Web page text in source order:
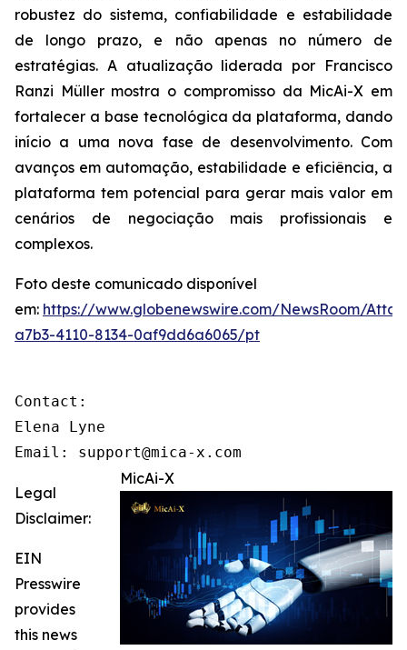
robustez do sistema, confiabilidade e estabilidade
de longo prazo, e não apenas no número de
estratégias. A atualização liderada por Francisco
Ranzi Müller mostra o compromisso da MicAi-X em
fortalecer a base tecnológica da plataforma, dando
início a uma nova fase de desenvolvimento. Com
avanços em automação, estabilidade e eficiência, a
plataforma tem potencial para gerar mais valor em
cenários de negociação mais profissionais e
complexos.
Foto deste comunicado disponível
em: https://www.globenewswire.com/NewsRoom/
a7b3-4110-8134-0af9dd6a6065/pt
Contact:
Elena Lyne
Email: support@mica-x.com
MicAi-X
Legal
Disclaimer:
EIN
Presswire
provides
this news